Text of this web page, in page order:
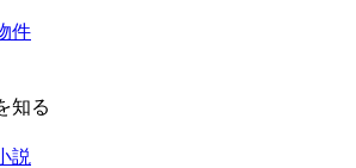
件
知る
説